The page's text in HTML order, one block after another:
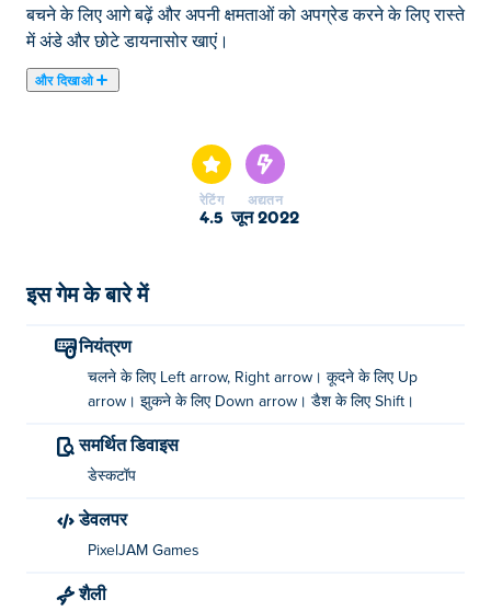
बचने के लिए आगे बढ़ें और अपनी क्षमताओं को अपग्रेड करने के लिए रास्ते
में अंडे और छोटे डायनासोर खाएं।
और दिखाओ
रेटिंग
4.5
अद्यतन
जून 2022
इस गेम के बारे में
नियंत्रण
चलने के लिए Left arrow, Right arrow। कूदने के लिए Up
arrow। झुकने के लिए Down arrow। डैश के लिए Shift।
समर्थित डिवाइस
डेस्कटॉप
डेवलपर
PixelJAM Games
शैली